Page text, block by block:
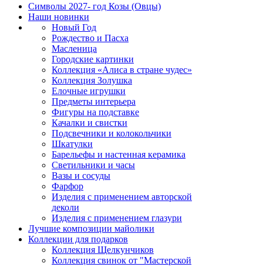
Символы 2027- год Козы (Овцы)
Наши новинки
Новый Год
Рождество и Пасха
Масленица
Городские картинки
Коллекция «Алиса в стране чудес»
Коллекция Золушка
Елочные игрушки
Предметы интерьера
Фигуры на подставке
Качалки и свистки
Подсвечники и колокольчики
Шкатулки
Барельефы и настенная керамика
Светильники и часы
Вазы и сосуды
Фарфор
Изделия с применением авторской
деколи
Изделия с применением глазури
Лучшие композиции майолики
Коллекции для подарков
Коллекция Щелкунчиков
Коллекция свинок от "Мастерской